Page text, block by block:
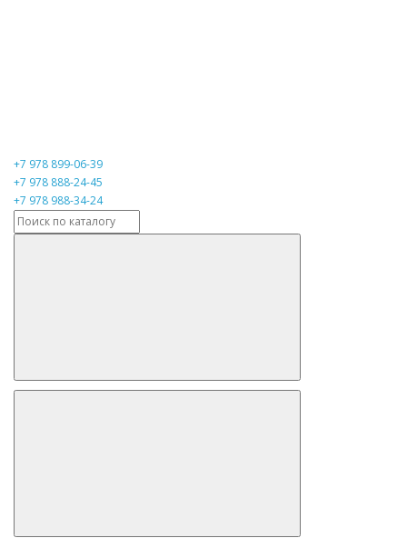
+7 978 899-06-39
+7 978 888-24-45
+7 978 988-34-24